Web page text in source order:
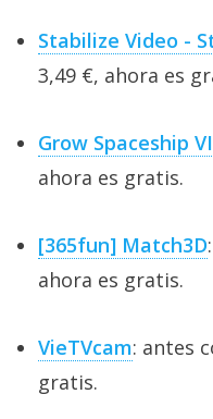
Stabilize Video -
3,49 €, ahora es
Grow Spaceship
ahora es gratis.
[365fun] Match3D
ahora es gratis.
VieTVcam: antes
gratis.